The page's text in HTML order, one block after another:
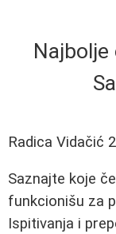
Radica Vidačić
Saznajte koje
funkcionišu za
Ispitivanja i